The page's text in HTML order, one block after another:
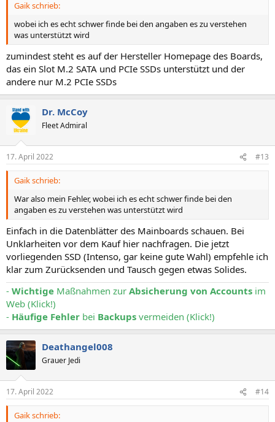
Gaik schrieb:
wobei ich es echt schwer finde bei den angaben es zu verstehen
was unterstützt wird
zumindest steht es auf der Hersteller Homepage des Boards,
das ein Slot M.2 SATA und PCIe SSDs unterstützt und der
andere nur M.2 PCIe SSDs
Dr. McCoy
Fleet Admiral
17. April 2022 #13
Gaik schrieb:
War also mein Fehler, wobei ich es echt schwer finde bei den
angaben es zu verstehen was unterstützt wird
Einfach in die Datenblätter des Mainboards schauen. Bei
Unklarheiten vor dem Kauf hier nachfragen. Die jetzt
vorliegenden SSD (Intenso, gar keine gute Wahl) empfehle ich
klar zum Zurücksenden und Tausch gegen etwas Solides.
- Wichtige Maßnahmen zur Absicherung von Accounts im
Web (Klick!)
- Häufige Fehler bei Backups vermeiden (Klick!)
Deathangel008
Grauer Jedi
17. April 2022 #14
Gaik schrieb: